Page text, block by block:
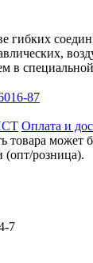
гибких
в
87
Оплата и
товара может
(опт/розница).
7